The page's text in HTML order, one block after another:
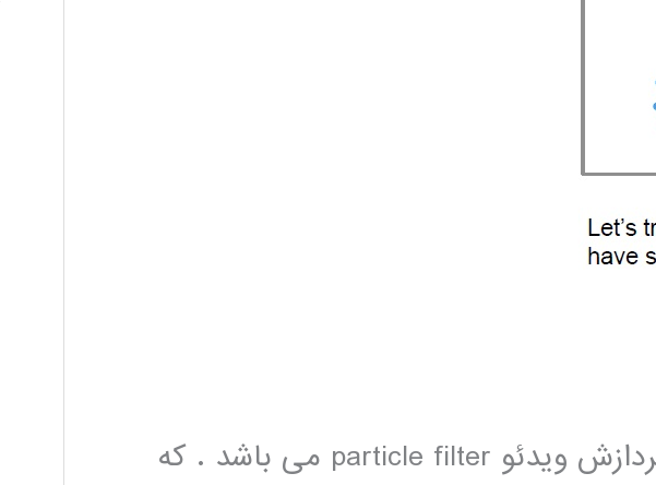
یکی از ابزارهای خیلی پر کاربرد در پردازش ویدئو particle filter می باشد . که